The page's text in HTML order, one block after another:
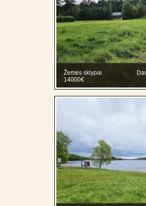
Žemės sklypai
14000€